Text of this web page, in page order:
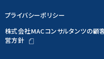
プライバシーポリシー
株式会社MACコンサルタンツの
営方針